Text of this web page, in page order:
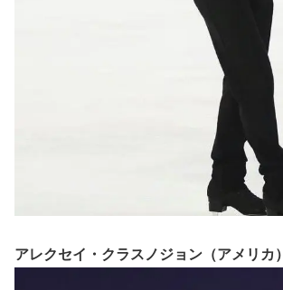
アレクセイ・クラスノジョン（アメリカ）